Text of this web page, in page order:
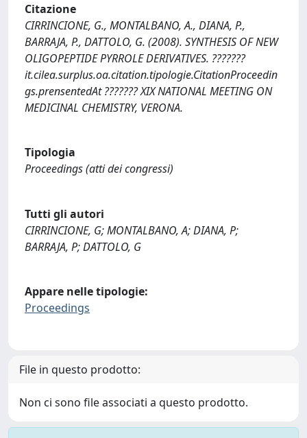
Citazione
CIRRINCIONE, G., MONTALBANO, A., DIANA, P.,
BARRAJA, P., DATTOLO, G. (2008). SYNTHESIS OF NEW
OLIGOPEPTIDE PYRROLE DERIVATIVES. ???????
it.cilea.surplus.oa.citation.tipologie.CitationProceedin
gs.prensentedAt ??????? XIX NATIONAL MEETING ON
MEDICINAL CHEMISTRY, VERONA.
Tipologia
Proceedings (atti dei congressi)
Tutti gli autori
CIRRINCIONE, G; MONTALBANO, A; DIANA, P;
BARRAJA, P; DATTOLO, G
Appare nelle tipologie:
Proceedings
File in questo prodotto:
Non ci sono file associati a questo prodotto.